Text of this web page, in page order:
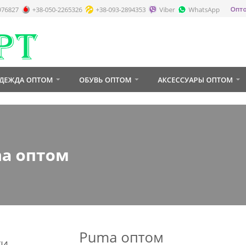
Puma оптом
+38-050-2265326 +38-093-2894353 Viber WhatsApp
ОПТОМ ОБУВЬ ОПТОМ АКСЕССУАРЫ ОПТОМ
оптом